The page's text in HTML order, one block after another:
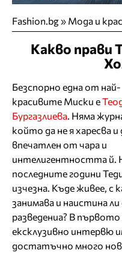
Fashion.bg» Мода и
Какво прави
Безспорно една от най-
красивите Миски е
Бургазлиева. Няма
който да не я харесва и
впечатлен от чара и
интелигентността й.
последните години
изчезна. Къде живее, с
занимава и наистина ли
разведениа? В първото
ексклузивно интервю
достатъчно много